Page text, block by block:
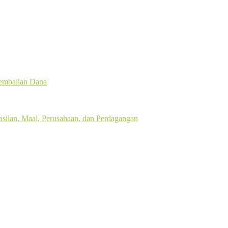
Dana
Maal, Perusahaan, dan Perdagangan